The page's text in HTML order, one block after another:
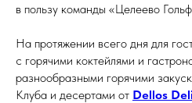
в пользу команды «Целеево
На протяжении всего дня для
с горячими коктейлями и
разнообразными горячими
Клуба и десертами от Dellos